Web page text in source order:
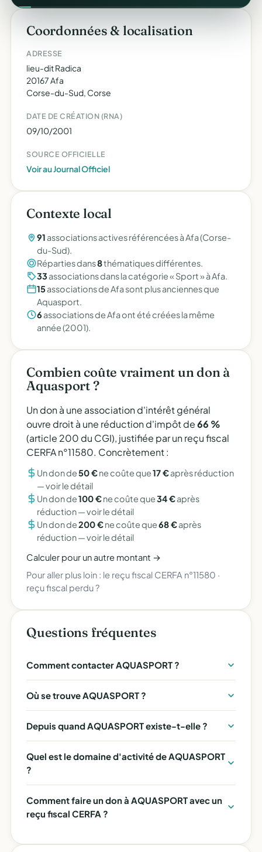
Coordonnées & localisation
ADRESSE
lieu-dit Radica
20167 Afa
Corse-du-Sud, Corse
DATE DE CRÉATION (RNA)
09/10/2001
SOURCE OFFICIELLE
Voir au Journal Officiel
Contexte local
91 associations actives référencées à Afa (Corse-
du-Sud).
Réparties dans8thématiques différentes.
33associations dans la catégorie « Sport » à Afa.
15associations de Afa sont plus anciennes que
Aquasport.
6 associations de Afa ont été créées la même
année (2001).
Combien coûte vraiment un don à
Aquasport ?
Un don à une association d'intérêt général
ouvre droit à une réduction d'impôt de66 %
(article 200 du CGI), justifiée par un reçu fiscal
CERFA n°11580. Concrètement :
Un don de50 €ne coûte que17 €après réduction
—voir le détail
Un don de100 €ne coûte que34 €après
réduction —voir le détail
Un don de200 €ne coûte que68 €après
réduction —voir le détail
Calculer pour un autre montant →
Pour aller plus loin : le reçu fiscal CERFA n°11580 ·
reçu fiscal perdu ?
Questions fréquentes
Comment contacter AQUASPORT ?
Où se trouve AQUASPORT ?
Depuis quand AQUASPORT existe-t-elle ?
Quel est le domaine d'activité de AQUASPORT
?
Comment faire un don à AQUASPORT avec un
reçu fiscal CERFA ?